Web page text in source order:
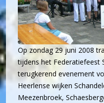
Thirdwing 25 jaar jong (2006)
Verhuizing (2007)
Dirigentenwisseling en druk
30 jaar en springlevend
'Popkoor' Thirdwing (2013)
Dubbele dirigentenwissel
Op zondag 29 juni 2008
tijdens het Federatiefeest
terugkerend evenement
Heerlense wijken
Meezenbroek,